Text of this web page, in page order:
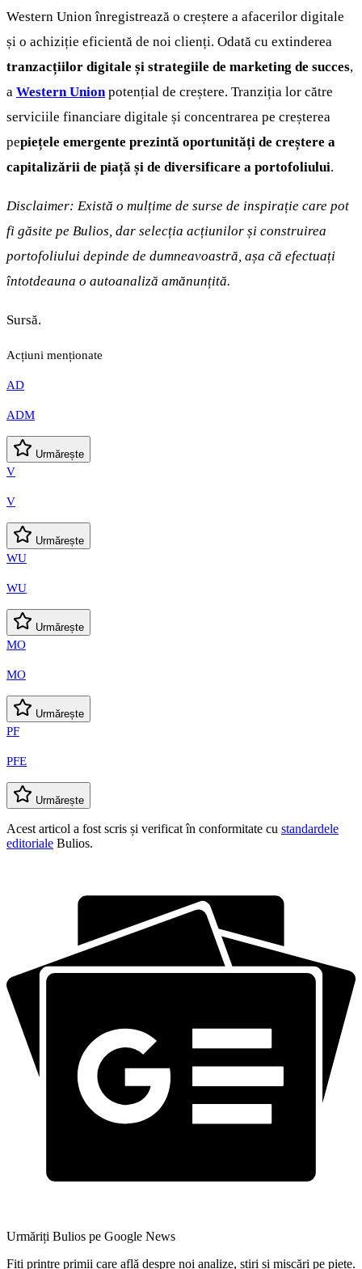
Western Union înregistrează o creștere a afacerilor digitale
și o achiziție eficientă de noi clienți. Odată cu extinderea
tranzacțiilor digitale și strategiile de marketing de succes,
a Western Union potențial de creștere. Tranziția lor către
serviciile financiare digitale și concentrarea pe creșterea
pepiețele emergente prezintă oportunități de creștere a
capitalizării de piață și de diversificare a portofoliului.
Disclaimer: Există o mulțime de surse de inspirație care pot
fi găsite pe Bulios, dar selecția acțiunilor și construirea
portofoliului depinde de dumneavoastră, așa că efectuați
întotdeauna o autoanaliză amănunțită.
Sursă.
Acțiuni menționate
AD
ADM
Urmărește
V
V
Urmărește
WU
WU
Urmărește
MO
MO
Urmărește
PF
PFE
Urmărește
Acest articol a fost scris și verificat în conformitate cu standardele
editoriale Bulios.
Urmăriți Bulios pe Google News
Fiți printre primii care află despre noi analize, știri și mișcări pe piețe.